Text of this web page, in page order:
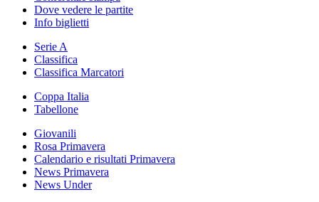
Dove vedere le partite
Info biglietti
Serie A
Classifica
Classifica Marcatori
Coppa Italia
Tabellone
Giovanili
Rosa Primavera
Calendario e risultati Primavera
News Primavera
News Under